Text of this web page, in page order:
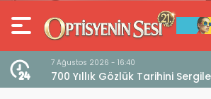
7 Ağustos 2026 - 16:40
700 Yıllık Gözlük Tarihini
dell’Occhiale”